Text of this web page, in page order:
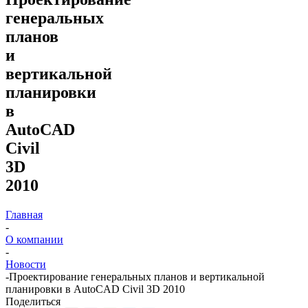
генеральных
планов
и
вертикальной
планировки
в
AutoCAD
Civil
3D
2010
Главная
-
О компании
-
Новости
-Проектирование генеральных планов и вертикальной
планировки в AutoCAD Civil 3D 2010
Поделиться